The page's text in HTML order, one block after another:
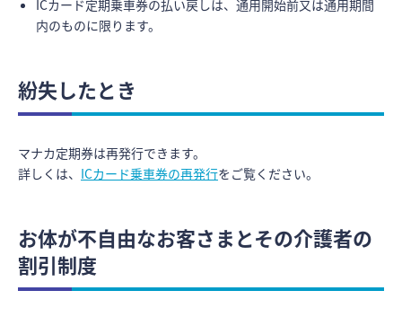
ICカード定期乗車券の払い戻しは、通用開始前又は通用期間
内のものに限ります。
紛失したとき
マナカ定期券は再発行できます。
詳しくは、 ICカード乗車券の再発行をご覧ください。
お体が不自由なお客さまとその介護者の
割引制度